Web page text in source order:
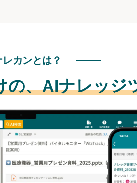
レカンとは？
の、AIナレッジ